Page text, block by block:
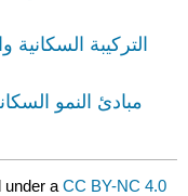
التركيبة السكانية
مبادئ النمو
under aCC BY-NC 4.0